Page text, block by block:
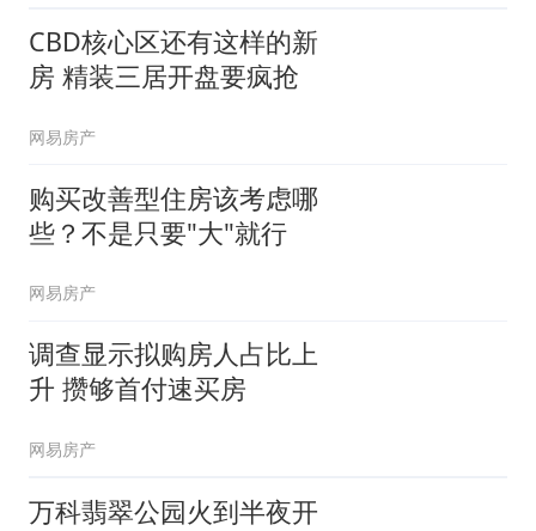
CBD核心区还有这样的新
房 精装三居开盘要疯抢
网易房产
购买改善型住房该考虑哪
些？不是只要"大"就行
网易房产
调查显示拟购房人占比上
升 攒够首付速买房
网易房产
万科翡翠公园火到半夜开